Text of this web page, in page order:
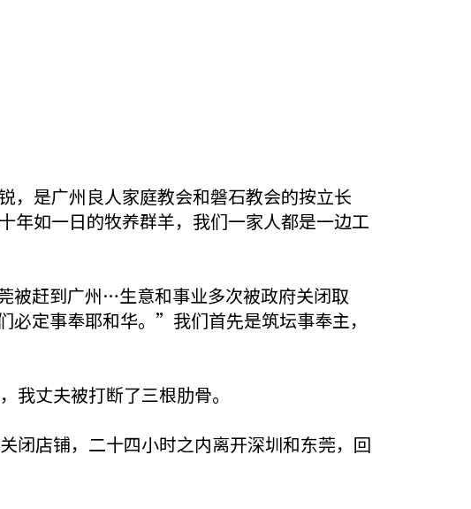
，是广州良人家庭教会和磐石教会的按立长
年如一日的牧养群羊，我们一家人都是一边工
被赶到广州…生意和事业多次被政府关闭取
定事奉耶和华。”我们首先是筑坛事奉主，
我丈夫被打断了三根肋骨。
闭店铺，二十四小时之内离开深圳和东莞，回